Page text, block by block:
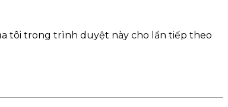
tôi trong trình duyệt này cho lần tiếp theo